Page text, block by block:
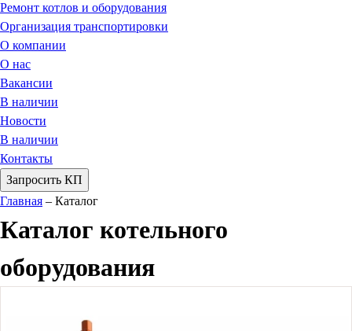
Ремонт котлов и оборудования
Организация транспортировки
О компании
О нас
Вакансии
В наличии
Новости
В наличии
Контакты
Запросить КП
Главная – Каталог
Каталог котельного
оборудования